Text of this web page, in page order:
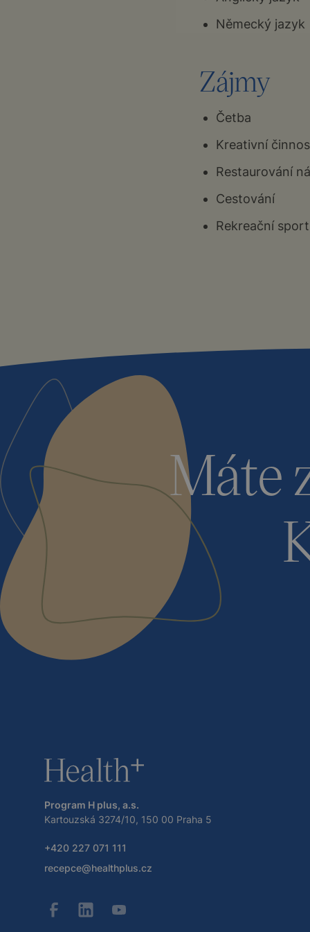
Německý jazyk
Zájmy
Četba
Kreativní
Restaurování
Cestování
Rekreační
Máte
Program H plus, a.s.
Kartouzská 3274/10, 150 00 Praha 5
+420 227 071 111
recepce@healthplus.cz